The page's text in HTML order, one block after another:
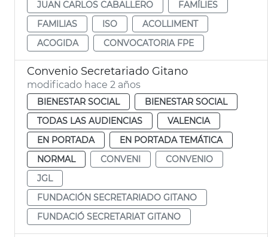
JUAN CARLOS CABALLERO
FAMÍLIES
FAMILIAS
ISO
ACOLLIMENT
ACOGIDA
CONVOCATORIA FPE
Convenio Secretariado Gitano
modificado hace 2 años
BIENESTAR SOCIAL
BIENESTAR SOCIAL
TODAS LAS AUDIENCIAS
VALENCIA
EN PORTADA
EN PORTADA TEMÁTICA
NORMAL
CONVENI
CONVENIO
JGL
FUNDACIÓN SECRETARIADO GITANO
FUNDACIÓ SECRETARIAT GITANO